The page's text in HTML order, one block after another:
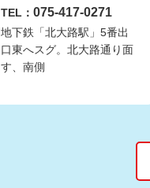
TEL： 075-417-0271
地下鉄「北大路駅」5番出
口東へスグ。北大路通り面
す、南側